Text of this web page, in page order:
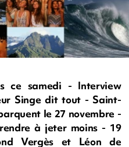
ce samedi - Interview
Singe dit tout - Saint-
le 27 novembre -
à jeter moins - 19
Vergès et Léon de